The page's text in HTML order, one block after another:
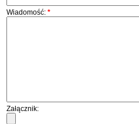
Wiadomość: *
Załącznik: